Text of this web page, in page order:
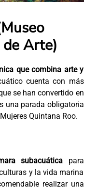
de Arte)
que combina arte y
cuenta con más
se han convertido en
una parada obligatoria
Quintana Roo.
subacuática para
y la vida marina
realizar una